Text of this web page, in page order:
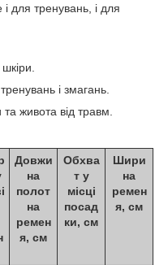
і для тренувань, і для
і змагань.
живота від травм.
Довжи
на
полот
на
ремен
я, см
Обхва
т у
місці
посад
ки, см
Шири
на
ремен
я, см